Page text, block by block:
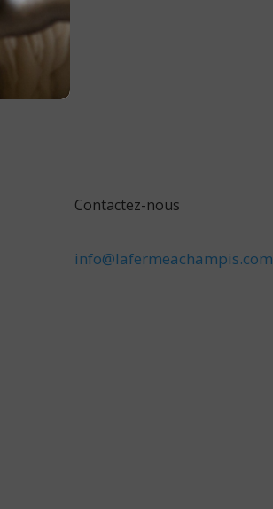
Contactez-nous
info@lafermeachampis.com